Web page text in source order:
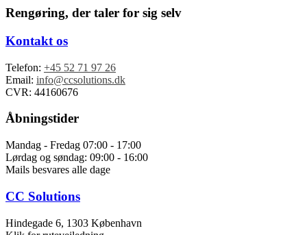
Rengøring, der taler for sig selv
Kontakt os
Telefon: +45 52 71 97 26
Email: info@ccsolutions.dk
CVR: 44160676
Åbningstider
Mandag - Fredag 07:00 - 17:00
Lørdag og søndag: 09:00 - 16:00
Mails besvares alle dage
CC Solutions
Hindegade 6, 1303 København